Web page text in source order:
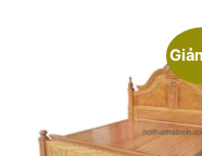
5.500.000